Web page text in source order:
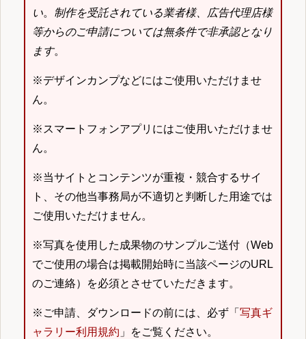
い。 制作を受託されている業者様、広告代理店様
等からのご申請については無条件で非承認となり
ます。
※デザインカンプなどにはご使用いただけませ
ん。
※スマートフォンアプリにはご使用いただけませ
ん。
※当サイトとコンテンツが重複・競合するサイ
ト、その他当事務局が不適切と判断した用途では
ご使用いただけません。
※写真を使用した成果物のサンプルご送付（Web
でご使用の場合は掲載開始時に当該ページのURL
のご連絡）を必須とさせていただきます。
※ご申請、ダウンロードの前には、必ず「 写真ギ
ャラリー利用規約 」をご覧ください。